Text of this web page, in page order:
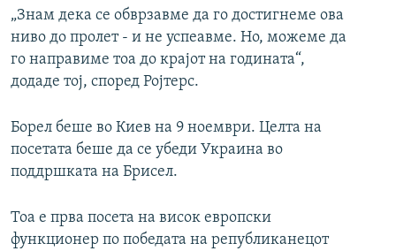
„Знам дека се обврзавме да го достигнеме ова
ниво до пролет - и не успеавме. Но, можеме да
го направиме тоа до крајот на годината“,
додаде тој, според Ројтерс.
Борел беше во Киев на 9 ноември. Целта на
посетата беше да се убеди Украина во
поддршката на Брисел.
Тоа е прва посета на висок европски
функционер по победата на републиканецот